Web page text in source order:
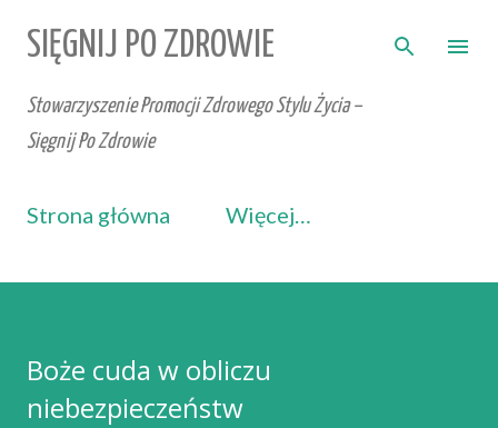
Przejdź do głównej zawartości
SIĘGNIJ PO ZDROWIE
Stowarzyszenie Promocji Zdrowego Stylu Życia –
Sięgnij Po Zdrowie
Strona główna Więcej…
Boże cuda w obliczu
niebezpieczeństw